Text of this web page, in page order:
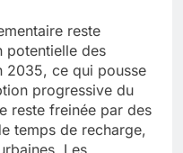
reste
potentielle des
2035, ce qui pousse
progressive du
reste freinée par des
temps de recharge,